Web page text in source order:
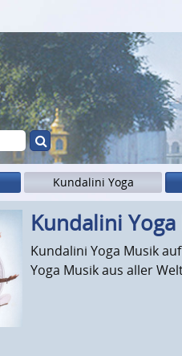
Kundalini Yoga
Kundalini
Kundalini Yoga Musik
Yoga Musik aus aller